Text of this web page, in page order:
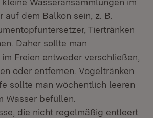
auf dem Balkon sein, z. B.
Tiertränken
Daher sollte man
Freien entweder verschließen,
oder entfernen. Vogeltränken
sollte man wöchentlich leeren
Wasser befüllen.
die nicht regelmäßig entleert